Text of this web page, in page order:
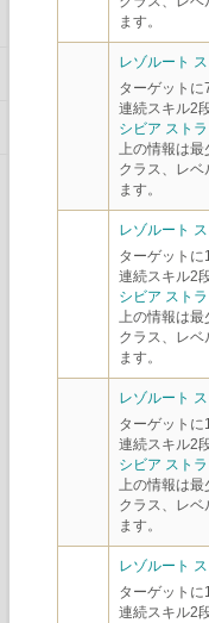
ます。
レゾルート
ターゲット
連続スキル2
シビア スト
上の情報は最
クラス、レ
ます。
レゾルート
ターゲット
連続スキル2
シビア スト
上の情報は最
クラス、レ
ます。
レゾルート
ターゲット
連続スキル2
シビア スト
上の情報は最
クラス、レ
ます。
レゾルート
ターゲット
連続スキル2